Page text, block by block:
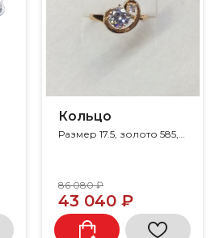
Кольцо
Размер 17.5, золото 585, фианит
86 080 ₽
43 040 ₽